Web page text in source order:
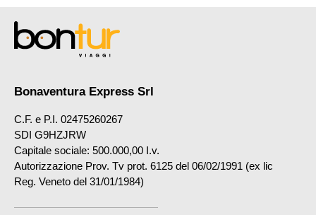
Bonaventura Express Srl
C.F. e P.I. 02475260267
SDI G9HZJRW
Capitale sociale: 500.000,00 I.v.
Autorizzazione Prov. Tv prot. 6125 del 06/02/1991 (ex lic
Reg. Veneto del 31/01/1984)